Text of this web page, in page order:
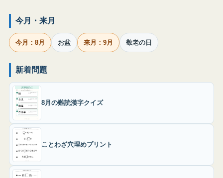
今月・来月
今月：8月 お盆 来月：9月 敬老の日
新着問題
8月の難読漢字クイズ
ことわざ穴埋めプリント